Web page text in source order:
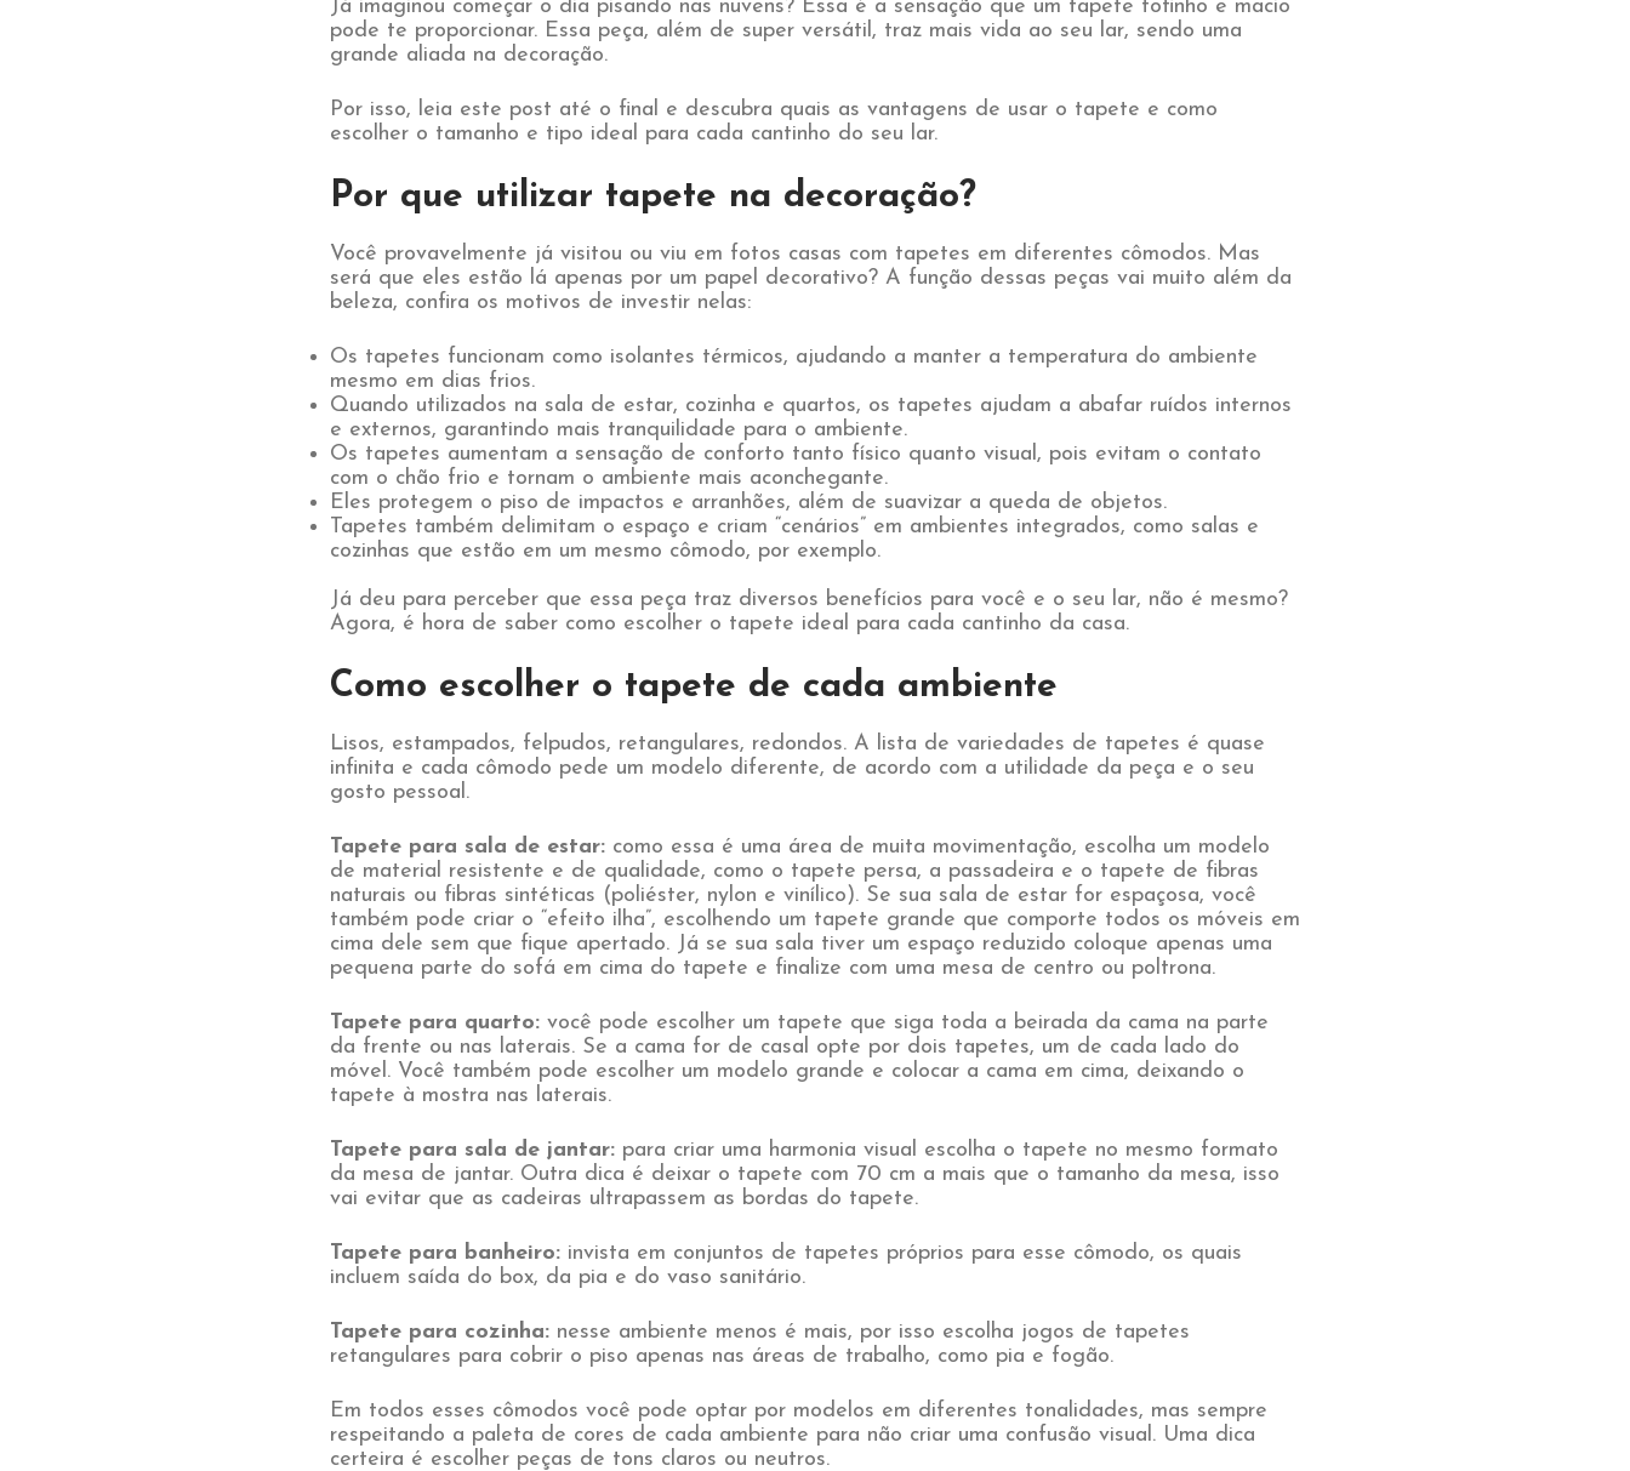
Já imaginou começar o dia pisando nas nuvens? Essa é a sensação que um tapete fofinho e macio
pode te proporcionar. Essa peça, além de super versátil, traz mais vida ao seu lar, sendo uma
grande aliada na decoração.
Por isso, leia este post até o final e descubra quais as vantagens de usar o tapete e como
escolher o tamanho e tipo ideal para cada cantinho do seu lar.
Por que utilizar tapete na decoração?
Você provavelmente já visitou ou viu em fotos casas com tapetes em diferentes cômodos. Mas
será que eles estão lá apenas por um papel decorativo? A função dessas peças vai muito além da
beleza, confira os motivos de investir nelas:
Os tapetes funcionam como isolantes térmicos, ajudando a manter a temperatura do ambiente
mesmo em dias frios.
Quando utilizados na sala de estar, cozinha e quartos, os tapetes ajudam a abafar ruídos internos
e externos, garantindo mais tranquilidade para o ambiente.
Os tapetes aumentam a sensação de conforto tanto físico quanto visual, pois evitam o contato
com o chão frio e tornam o ambiente mais aconchegante.
Eles protegem o piso de impactos e arranhões, além de suavizar a queda de objetos.
Tapetes também delimitam o espaço e criam “cenários” em ambientes integrados, como salas e
cozinhas que estão em um mesmo cômodo, por exemplo.
Já deu para perceber que essa peça traz diversos benefícios para você e o seu lar, não é mesmo?
Agora, é hora de saber como escolher o tapete ideal para cada cantinho da casa.
Como escolher o tapete de cada ambiente
Lisos, estampados, felpudos, retangulares, redondos. A lista de variedades de tapetes é quase
infinita e cada cômodo pede um modelo diferente, de acordo com a utilidade da peça e o seu
gosto pessoal.
Tapete para sala de estar: como essa é uma área de muita movimentação, escolha um modelo
de material resistente e de qualidade, como o tapete persa, a passadeira e o tapete de fibras
naturais ou fibras sintéticas (poliéster, nylon e vinílico). Se sua sala de estar for espaçosa, você
também pode criar o “efeito ilha”, escolhendo um tapete grande que comporte todos os móveis em
cima dele sem que fique apertado. Já se sua sala tiver um espaço reduzido coloque apenas uma
pequena parte do sofá em cima do tapete e finalize com uma mesa de centro ou poltrona.
Tapete para quarto: você pode escolher um tapete que siga toda a beirada da cama na parte
da frente ou nas laterais. Se a cama for de casal opte por dois tapetes, um de cada lado do
móvel. Você também pode escolher um modelo grande e colocar a cama em cima, deixando o
tapete à mostra nas laterais.
Tapete para sala de jantar: para criar uma harmonia visual escolha o tapete no mesmo formato
da mesa de jantar. Outra dica é deixar o tapete com 70 cm a mais que o tamanho da mesa, isso
vai evitar que as cadeiras ultrapassem as bordas do tapete.
Tapete para banheiro: invista em conjuntos de tapetes próprios para esse cômodo, os quais
incluem saída do box, da pia e do vaso sanitário.
Tapete para cozinha: nesse ambiente menos é mais, por isso escolha jogos de tapetes
retangulares para cobrir o piso apenas nas áreas de trabalho, como pia e fogão.
Em todos esses cômodos você pode optar por modelos em diferentes tonalidades, mas sempre
respeitando a paleta de cores de cada ambiente para não criar uma confusão visual. Uma dica
certeira é escolher peças de tons claros ou neutros.